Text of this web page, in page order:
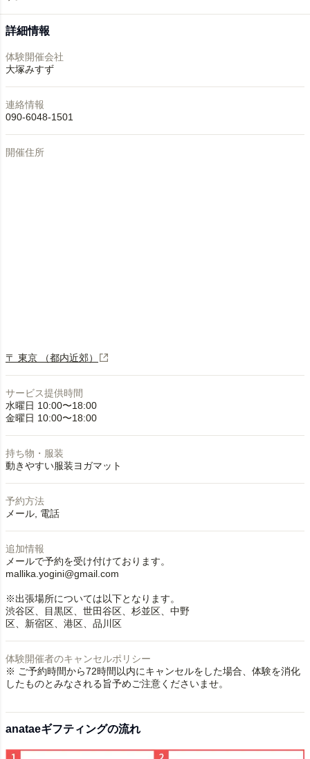
詳細情報
体験開催会社
大塚みすず
連絡情報
090-6048-1501
開催住所
〒 東京 （都内近郊）
サービス提供時間
水曜日 10:00〜18:00
金曜日 10:00〜18:00
持ち物・服装
動きやすい服装ヨガマット
予約方法
メール 電話
追加情報
メールで予約を受け付けております。
mallika.yogini@gmail.com
※出張場所については以下となります。
渋谷区、目黒区、世田谷区、杉並区、中野
区、新宿区、港区、品川区
体験開催者のキャンセルポリシー
※ ご予約時間から72時間以内にキャンセルをした場合、体験を消化
したものとみなされる旨予めご注意くださいませ。
anataeギフティングの流れ